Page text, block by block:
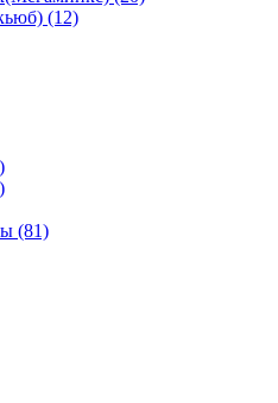
(12)
(81)